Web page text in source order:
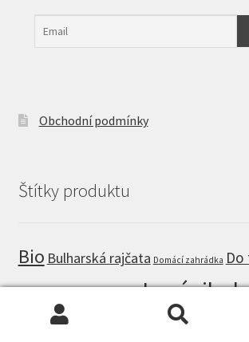
Obchodní podmínky
Štítky produktu
Bio Bulharská rajčata Domácí zahrádka
Jarní
Kolekce MAXI Květinový koberec